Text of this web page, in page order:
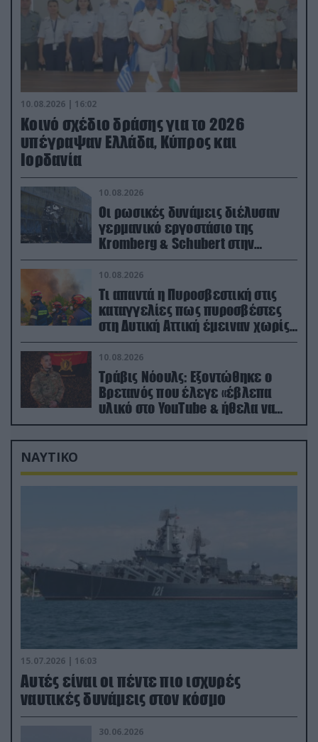
10.08.2026 | 16:02
Κοινό σχέδιο δράσης για το 2026
υπέγραψαν Ελλάδα, Κύπρος και
Ιορδανία
10.08.2026
Οι ρωσικές δυνάμεις διέλυσαν
γερμανικό εργοστάσιο της
Kromberg & Schubert στην
Ουκρανία (βίντεο)
10.08.2026
Τι απαντά η Πυροσβεστική στις
καταγγελίες πως πυροσβέστες
στη Δυτική Αττική έμειναν χωρίς
φαγητό και νερό
10.08.2026
Τράβις Νόουλς: Εξοντώθηκε ο
Βρετανός που έλεγε «έβλεπα
υλικό στο YouTube & ήθελα να
καθαρίσω τους Ρώσους» (βίντεο)
ΝΑΥΤΙΚΟ
15.07.2026 | 16:03
Aυτές είναι οι πέντε πιο ισχυρές
ναυτικές δυνάμεις στον κόσμο
30.06.2026